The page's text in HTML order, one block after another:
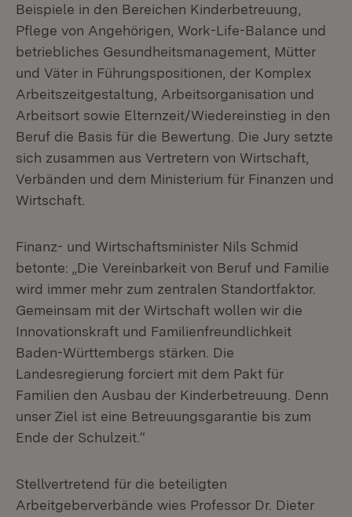
Beispiele in den Bereichen Kinderbetreuung,
Pflege von Angehörigen, Work-Life-Balance und
betriebliches Gesundheitsmanagement, Mütter
und Väter in Führungspositionen, der Komplex
Arbeitszeitgestaltung, Arbeitsorganisation und
Arbeitsort sowie Elternzeit/Wiedereinstieg in den
Beruf die Basis für die Bewertung. Die Jury setzte
sich zusammen aus Vertretern von Wirtschaft,
Verbänden und dem Ministerium für Finanzen und
Wirtschaft.
Finanz- und Wirtschaftsminister Nils Schmid
betonte: „Die Vereinbarkeit von Beruf und Familie
wird immer mehr zum zentralen Standortfaktor.
Gemeinsam mit der Wirtschaft wollen wir die
Innovationskraft und Familienfreundlichkeit
Baden-Württembergs stärken. Die
Landesregierung forciert mit dem Pakt für
Familien den Ausbau der Kinderbetreuung. Denn
unser Ziel ist eine Betreuungsgarantie bis zum
Ende der Schulzeit.“
Stellvertretend für die beteiligten
Arbeitgeberverbände wies Professor Dr. Dieter